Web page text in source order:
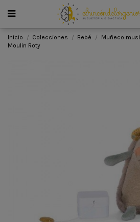
Inicio Colecciones Bebé
Muñeco
Moulin Roty